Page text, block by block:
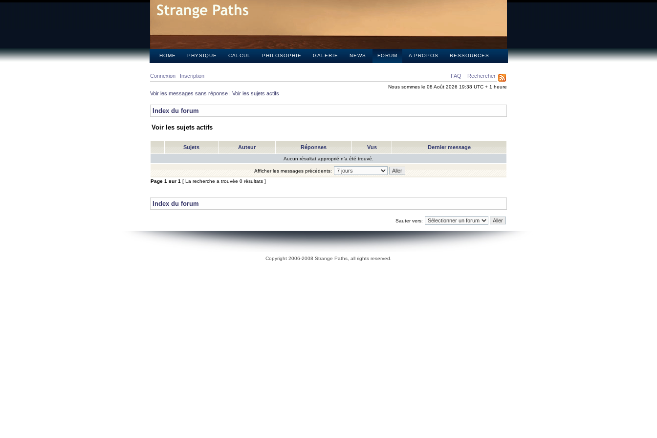
HOME PHYSIQUE CALCUL PHILOSOPHIE GALERIE NEWS FORUM A PROPOS RESSOURCES
FAQ Rechercher
Connexion Inscription
Nous sommes le 08 Août 2026 19:38 UTC + 1 heure
Voir les messages sans réponse | Voir les sujets actifs
Index du forum
Voir les sujets actifs
Sujets Auteur Réponses Vus Dernier message
Aucun résultat approprié n’a été trouvé.
Afficher les messages précédents:
Page 1 sur 1 [ La recherche a trouvée 0 résultats ]
Index du forum
Sauter vers:
Copyright 2006-2008 Strange Paths, all rights reserved.